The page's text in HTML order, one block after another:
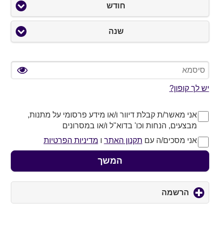
חודש
שנה
יש לך קופון?
אני מאשר/ת קבלת דיוור ו/או מידע פרסומי על מתנות,
מבצעים, הנחות וכו' בדוא"ל ו/או במסרונים
אני מסכים/ה עם תקנון האתר ו מדיניות הפרטיות
המשך
הרשמה
to